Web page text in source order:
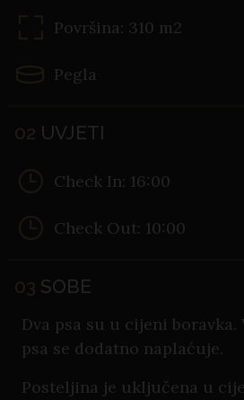
Površina: 310 m2
Pegla
02 UVJETI
Check In: 16:00
Check Out: 10:00
03 SOBE
Dva psa su u cijeni boravka.
psa se dodatno naplaćuje.
Posteljina je uključena u